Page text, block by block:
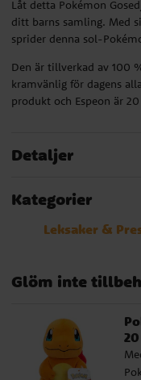
Låt detta Pokémon
ditt barns samling. Med
sprider denna sol-
Den är tillverkad av 100
kramvänlig för dagens
produkt och Espeon är
Detaljer
Kategorier
Leksaker &
Glöm inte